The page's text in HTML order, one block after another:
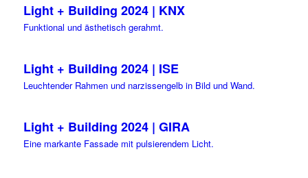
Light + Building 2024 | KNX
Funktional und ästhetisch gerahmt.
Light + Building 2024 | ISE
Leuchtender Rahmen und narzissengelb in Bild und Wand.
Light + Building 2024 | GIRA
Eine markante Fassade mit pulsierendem Licht.